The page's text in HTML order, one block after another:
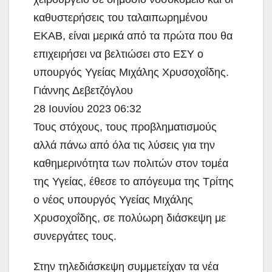
καθυστερήσεις του ταλαιπωρημένου
ΕΚΑΒ, είναι μερικά από τα πρώτα που θα
επιχειρήσει να βελτιώσει στο ΕΣΥ ο
υπουργός Υγείας Μιχάλης Χρυσοχοΐδης.
Γιάννης Δεβετζόγλου
28 Ιουνίου 2023 06:32
Τους στόχους, τους προβληματισμούς
αλλά πάνω από όλα τις λύσεις για την
καθημερινότητα των πολιτών στον τομέα
της Υγείας, έθεσε το απόγευμα της Τρίτης
ο νέος υπουργός Υγείας Μιχάλης
Χρυσοχοΐδης, σε πολύωρη διάσκεψη με
συνεργάτες τους.
Στην τηλεδιάσκεψη συμμετείχαν τα νέα